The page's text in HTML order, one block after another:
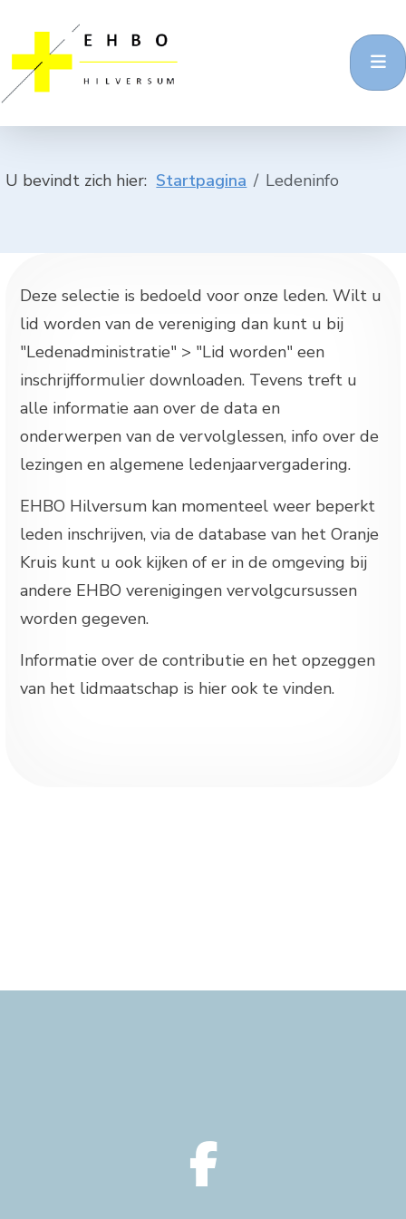
U bevindt zich hier: Startpagina Ledeninfo
Deze selectie is bedoeld voor onze leden. Wilt u
lid worden van de vereniging dan kunt u bij
"Ledenadministratie" > "Lid worden" een
inschrijfformulier downloaden. Tevens treft u
alle informatie aan over de data en
onderwerpen van de vervolglessen, info over de
lezingen en algemene ledenjaarvergadering.
EHBO Hilversum kan momenteel weer beperkt
leden inschrijven, via de database van het Oranje
Kruis kunt u ook kijken of er in de omgeving bij
andere EHBO verenigingen vervolgcursussen
worden gegeven.
Informatie over de contributie en het opzeggen
van het lidmaatschap is hier ook te vinden.